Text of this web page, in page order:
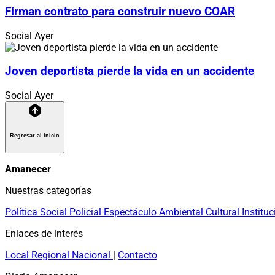
Firman contrato para construir nuevo COAR
Social Ayer
Joven deportista pierde la vida en un accidente
Social Ayer
Regresar al inicio
Amanecer
Nuestras categorías
Política Social Policial Espectáculo Ambiental Cultural
Enlaces de interés
Local Regional Nacional | Contacto